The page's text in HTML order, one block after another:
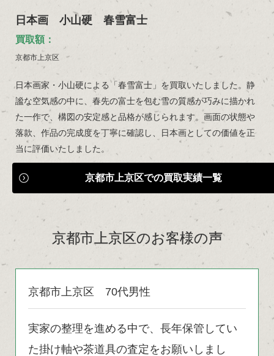
日本画 小山硬 春雪富士
買取額：
京都市上京区
日本画家・小山硬による「春雪富士」を買取いたしました。静
謐な空気感の中に、春先の富士を包む雪の質感が巧みに描かれ
た一作で、構図の安定感と品格が感じられます。画面の状態や
落款、作品の完成度を丁寧に確認し、日本画としての価値を正
当に評価いたしました。
京都市上京区での買取実績一覧
京都市上京区のお客様の声
京都市上京区 70代男性
実家の整理を進める中で、長年保管してい
た掛け軸や茶道具の査定をお願いしまし